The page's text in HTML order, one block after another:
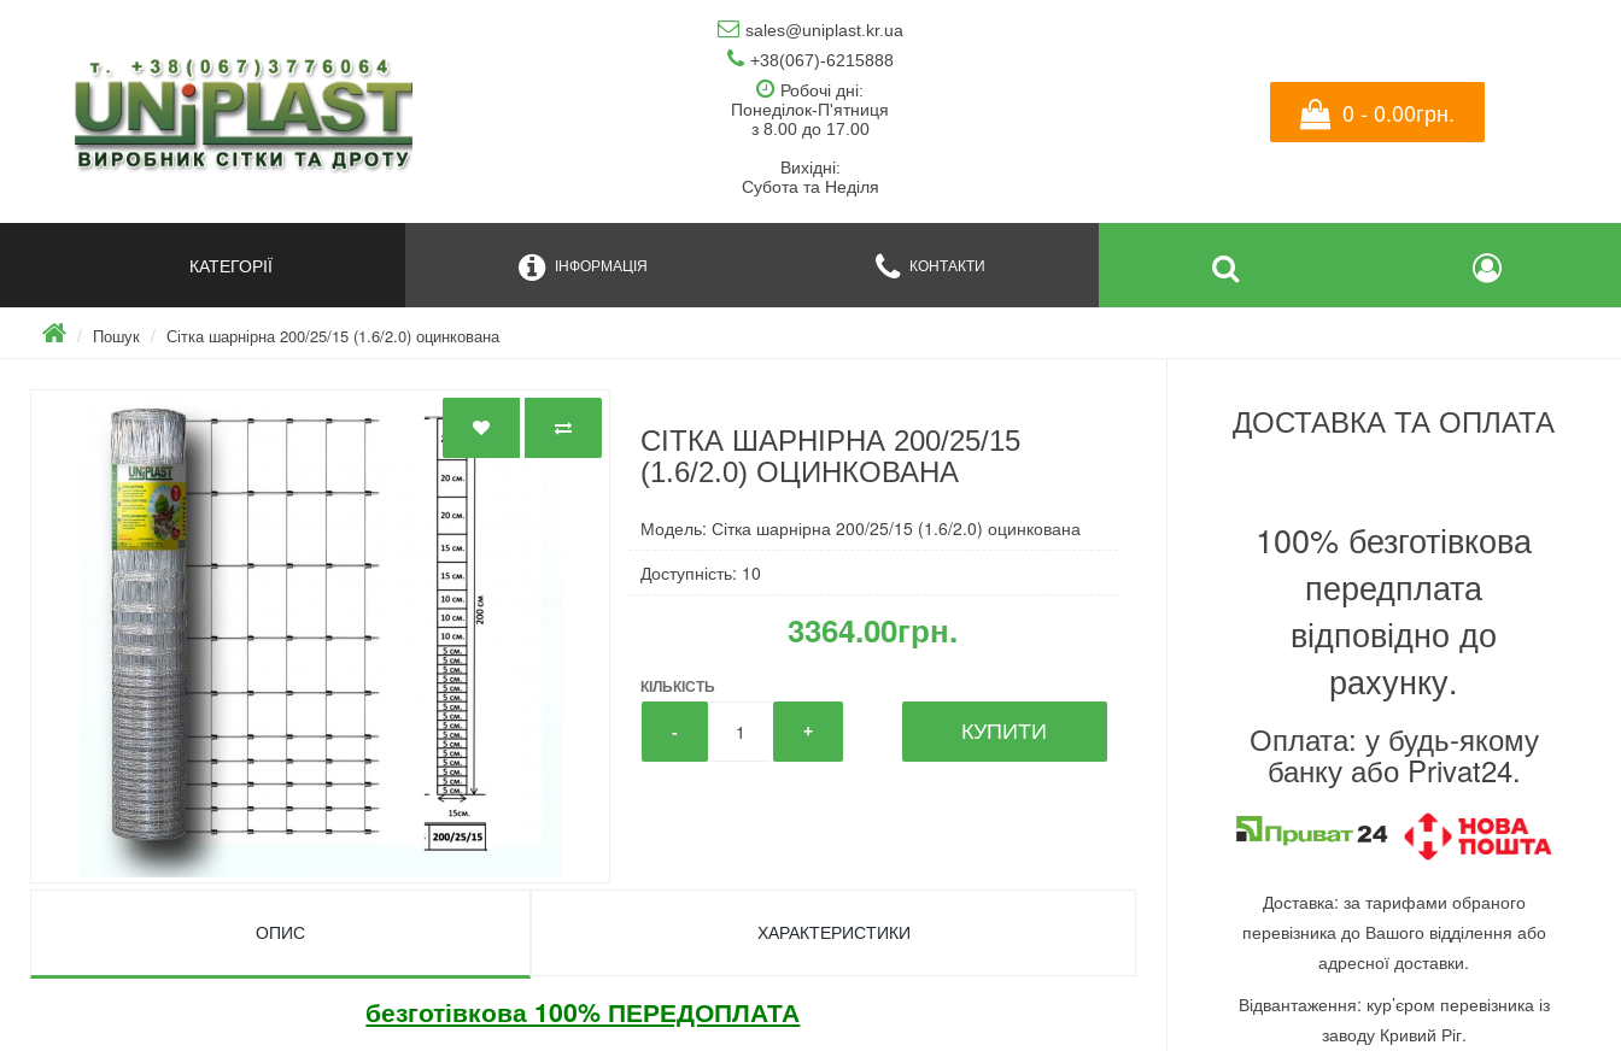
sales@uniplast.kr.ua
+38(067)-6215888
Робочі дні:
Понеділок-П'ятниця
з 8.00 до 17.00
Вихідні:
Субота та Неділя
0 - 0.00грн.
КАТЕГОРІЇ ІНФОРМАЦІЯ КОНТАКТИ
Пошук Сітка шарнірна 200/25/15 (1.6/2.0) оцинкована
СІТКА ШАРНІРНА 200/25/15
(1.6/2.0) ОЦИНКОВАНА
Модель: Сітка шарнірна 200/25/15 (1.6/2.0) оцинкована
Доступність: 10
3364.00грн.
КІЛЬКІСТЬ
- + КУПИТИ
ОПИС ХАРАКТЕРИСТИКИ
безготівкова 100% ПЕРЕДОПЛАТА
ДОСТАВКА ТА ОПЛАТА
100% безготівкова
передплата
відповідно до
рахунку.
Оплата: у будь-якому
банку або Privat24.
Доставка: за тарифами обраного
перевізника до Вашого відділення або
адресної доставки.
Відвантаження: кур’єром перевізника із
заводу Кривий Ріг.